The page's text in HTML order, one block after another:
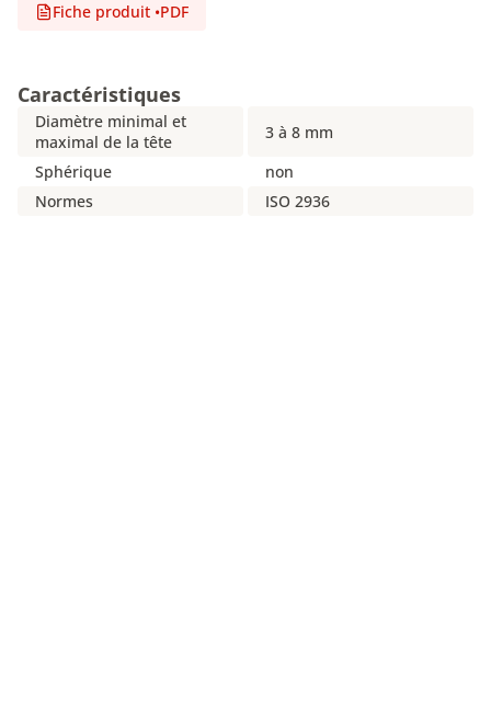
Fiche produit •PDF
Caractéristiques
Diamètre minimal et
maximal de la tête
3 à 8 mm
Sphérique
non
Normes
ISO 2936